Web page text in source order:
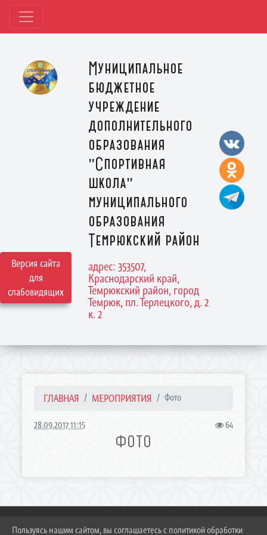
Версия сайта
для
слабовидящих
Муниципальное
бюджетное
учреждение
дополнительного
образования
"Спортивная
школа"
муниципального
образования
Темрюкский район
адрес: 353507,
Краснодарский край,
Темрюкский район, город
Темрюк, пл. Терлецкого, д. 2
к. 2
ГЛАВНАЯ МЕРОПРИЯТИЯ Фото
28.09.2017 11:15 64
ФОТО
Пользуясь нашим сайтом, вы соглашаетесь с политикой обработки